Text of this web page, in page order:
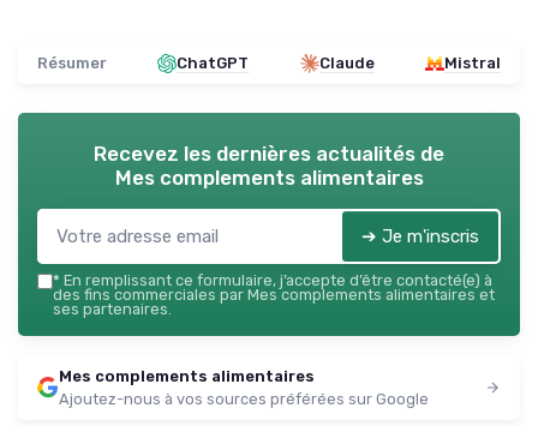
Résumer ChatGPT Claude Mistral
Recevez les dernières actualités de
Mes complements alimentaires
➔ Je m'inscris
* En remplissant ce formulaire, j’accepte d’être contacté(e) à
des fins commerciales par Mes complements alimentaires et
ses partenaires.
Mes complements alimentaires
Ajoutez-nous à vos sources préférées sur Google